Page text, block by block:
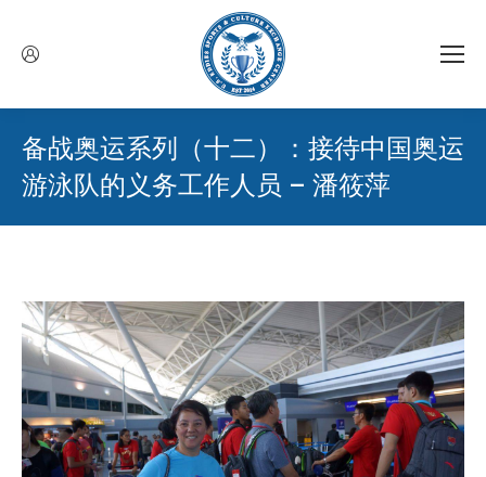
备战奥运系列（十二）：接待中国奥运
游泳队的义务工作人员 – 潘筱萍